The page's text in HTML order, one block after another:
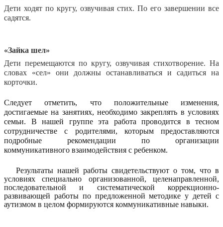
Дети ходят по кругу, озвучивая стих. По его завершении все
садятся.
«Зайка шел»
Дети перемещаются по кругу, озвучивая стихотворение. На
словах «сел» они должны останавливаться и садиться на
корточки.
Следует отметить, что положительные изменения,
достигаемые на занятиях, необходимо закреплять в условиях
семьи. В нашей группе эта работа проводится в тесном
сотрудничестве с родителями, которым предоставляются
подробные рекомендации по организации
коммуникативного взаимодействия с ребенком.
Результаты нашей работы свидетельствуют о том, что в
условиях специально организованной, целенаправленной,
последовательной и систематической коррекционно-
развивающей работы по предложенной методике у детей с
аутизмом в целом формируются коммуникативные навыки.